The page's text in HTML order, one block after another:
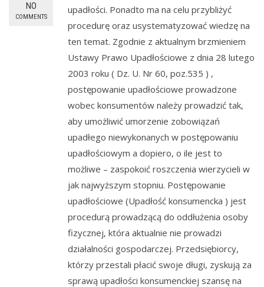
NO
COMMENTS
upadłości. Ponadto ma na celu przybliżyć
procedurę oraz usystematyzować wiedzę na
ten temat. Zgodnie z aktualnym brzmieniem
Ustawy Prawo Upadłościowe z dnia 28 lutego
2003 roku ( Dz. U. Nr 60, poz.535 ) ,
postępowanie upadłościowe prowadzone
wobec konsumentów należy prowadzić tak,
aby umożliwić umorzenie zobowiązań
upadłego niewykonanych w postępowaniu
upadłościowym a dopiero, o ile jest to
możliwe – zaspokoić roszczenia wierzycieli w
jak najwyższym stopniu. Postępowanie
upadłościowe (Upadłość konsumencka ) jest
procedurą prowadzącą do oddłużenia osoby
fizycznej, która aktualnie nie prowadzi
działalności gospodarczej. Przedsiębiorcy,
którzy przestali płacić swoje długi, zyskują za
sprawą upadłości konsumenckiej szansę na